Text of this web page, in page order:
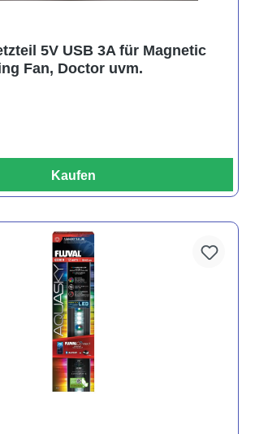
5V USB 3A für Magnetic
Fan, Doctor uvm.
Kaufen